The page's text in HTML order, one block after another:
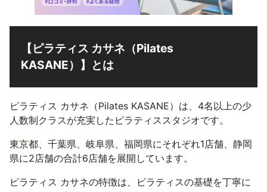
【ピラティス カサネ（Pilates
KASANE）】とは
ピラティス カサネ（Pilates KASANE）は、4名以上の少
人数制クラスが充実したピラティススタジオです。
東京都、千葉県、岐阜県、福岡県にそれぞれ1店舗、静岡
県に2店舗の合計6店舗を展開しています。
ピラティス カサネの特徴は、ピラティスの基礎を丁寧に